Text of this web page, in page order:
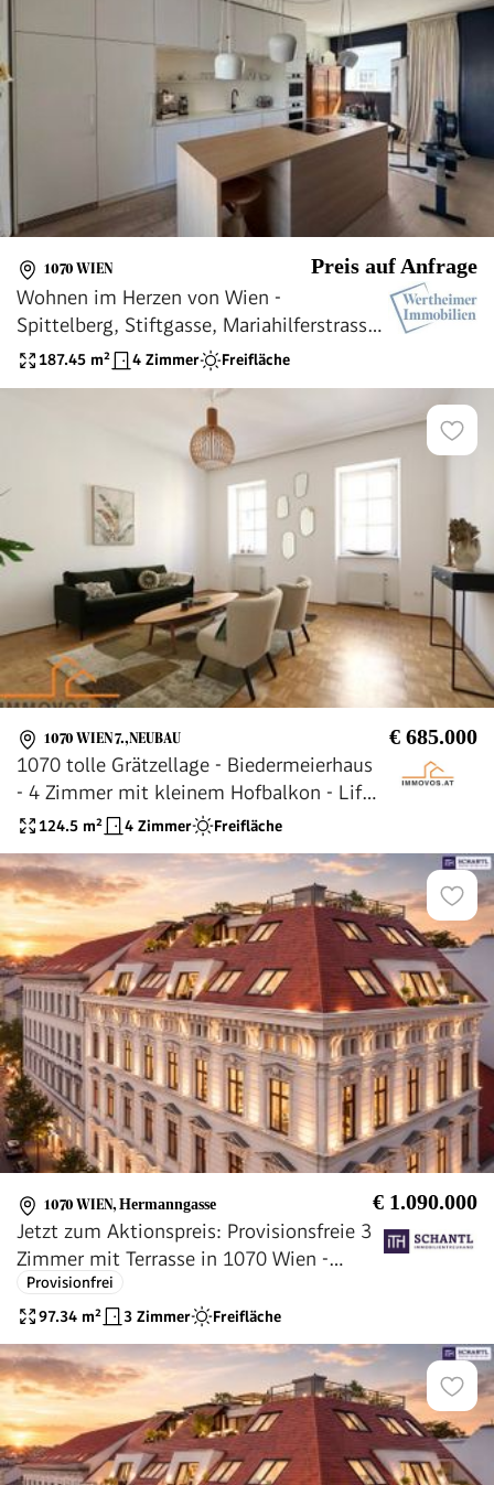
1070 WIEN Preis auf Anfrage
Wohnen im Herzen von Wien -
Spittelberg, Stiftgasse, Mariahilferstrasse
- Wien, Wien
187.45 m² 4 Zimmer Freifläche
1070 WIEN 7.,NEUBAU € 685.000
1070 tolle Grätzellage - Biedermeierhaus
- 4 Zimmer mit kleinem Hofbalkon - Lift -
Renovierungsbedarf
124.5 m² 4 Zimmer Freifläche
1070 WIEN, Hermanngasse € 1.090.000
Jetzt zum Aktionspreis: Provisionsfreie 3
Zimmer mit Terrasse in 1070 Wien -
elegant, stylish, hochwertig!
Provisionfrei
97.34 m² 3 Zimmer Freifläche